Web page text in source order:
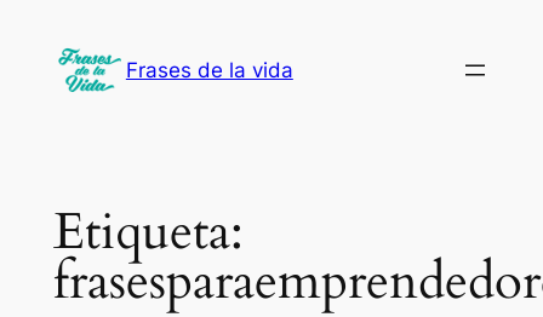
contenido
Frases de la vida
Etiqueta: